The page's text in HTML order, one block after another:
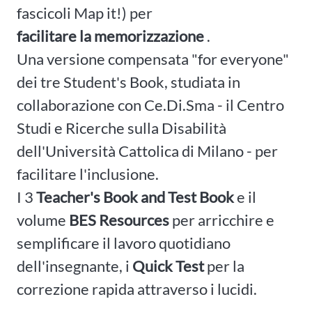
fascicoli Map it!) per
facilitare la memorizzazione.
Una versione compensata "for everyone"
dei tre Student's Book, studiata in
collaborazione con Ce.Di.Sma - il Centro
Studi e Ricerche sulla Disabilità
dell'Università Cattolica di Milano - per
facilitare l'inclusione.
I 3Teacher's Book and Test Booke il
volume BES Resourcesper arricchire e
semplificare il lavoro quotidiano
dell'insegnante, i Quick Testper la
correzione rapida attraverso i lucidi.